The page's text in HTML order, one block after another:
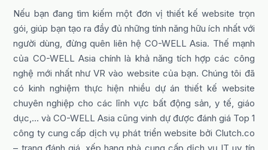
Nếu bạn đang tìm kiếm một đơn vị thiết kế website trọn
gói, giúp bạn tạo ra đầy đủ những tính năng hữu ích nhất với
người dùng, đừng quên liên hệ CO-WELL Asia. Thế mạnh
của CO-WELL Asia chính là khả năng tích hợp các công
nghệ mới nhất như VR vào website của bạn. Chúng tôi đã
có kinh nghiệm thực hiện nhiều dự án thiết kế website
chuyên nghiệp cho các lĩnh vực bất động sản, y tế, giáo
dục,… và CO-WELL Asia cũng vinh dự được đánh giá Top 1
công ty cung cấp dịch vụ phát triển website bởi Clutch.co
– trang đánh giá, xếp hạng nhà cung cấp dịch vụ IT uy tín